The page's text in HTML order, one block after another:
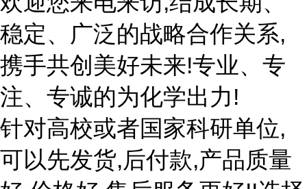
稳定、广泛的战略合作关系,
携手共创美好未来!专业、专
注、专诚的为化学出力!
针对高校或者国家科研单位,
可以先发货,后付款,产品质量